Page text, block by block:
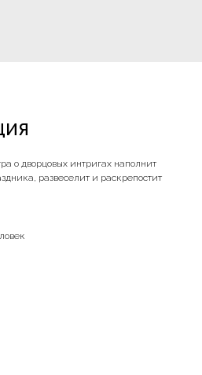
о дворцовых интригах наполнит
развеселит и раскрепостит